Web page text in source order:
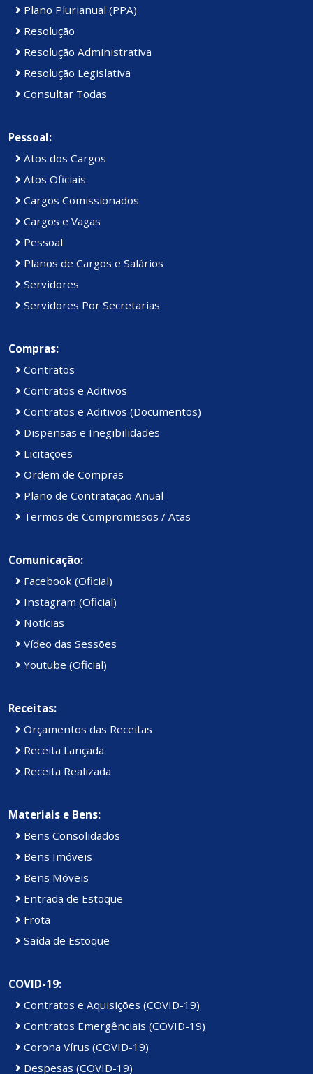
Plano Plurianual (PPA)
Resolução
Resolução Administrativa
Resolução Legislativa
Consultar Todas
Pessoal:
Atos dos Cargos
Atos Oficiais
Cargos Comissionados
Cargos e Vagas
Pessoal
Planos de Cargos e Salários
Servidores
Servidores Por Secretarias
Compras:
Contratos
Contratos e Aditivos
Contratos e Aditivos (Documentos)
Dispensas e Inegibilidades
Licitações
Ordem de Compras
Plano de Contratação Anual
Termos de Compromissos / Atas
Comunicação:
Facebook (Oficial)
Instagram (Oficial)
Notícias
Vídeo das Sessões
Youtube (Oficial)
Receitas:
Orçamentos das Receitas
Receita Lançada
Receita Realizada
Materiais e Bens:
Bens Consolidados
Bens Imóveis
Bens Móveis
Entrada de Estoque
Frota
Saída de Estoque
COVID-19:
Contratos e Aquisições (COVID-19)
Contratos Emergênciais (COVID-19)
Corona Vírus (COVID-19)
Despesas (COVID-19)